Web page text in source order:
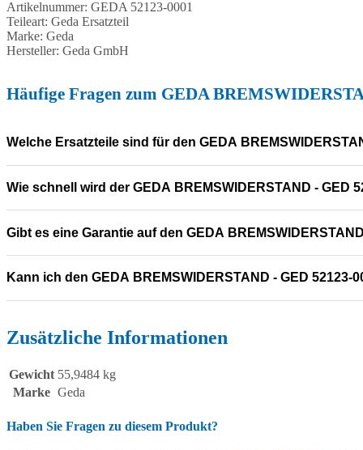
Artikelnummer: GEDA 52123-0001
Teileart: Geda Ersatzteil
Marke: Geda
Hersteller: Geda GmbH
Häufige Fragen zum GEDA
Welche Ersatzteile sind für den GEDA
Wie schnell wird der GEDA BREMSWIDERSTAND - GED
Gibt es eine Garantie auf den GEDA
Kann ich den GEDA BREMSWIDERSTAND - GED 52123-
Zusätzliche Informationen
Gewicht 55,9484 kg
Marke Geda
Haben Sie Fragen zu diesem Produkt?